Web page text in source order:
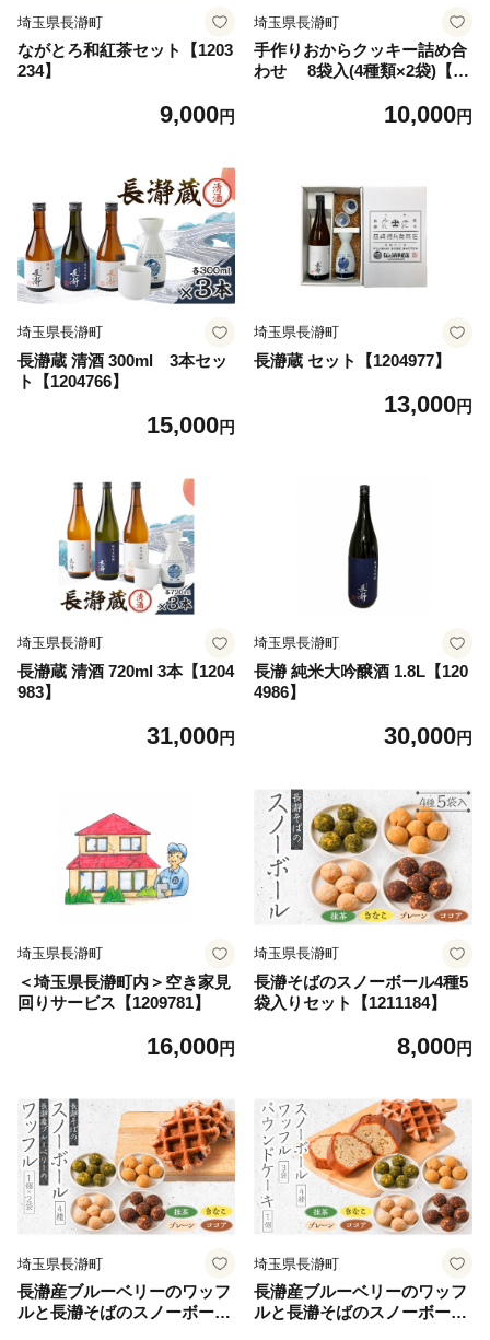
埼玉県長瀞町
ながとろ和紅茶セット【1203
234】
9,000円
埼玉県長瀞町
手作りおからクッキー詰め合
わせ 8袋入(4種類×2袋)【12
10,000円
埼玉県長瀞町
長瀞蔵 清酒 300ml 3本セッ
ト【1204766】
15,000円
埼玉県長瀞町
長瀞蔵 セット【1204977】
13,000円
埼玉県長瀞町
長瀞蔵 清酒 720ml 3本【1204
983】
31,000円
埼玉県長瀞町
長瀞 純米大吟醸酒 1.8L【120
4986】
30,000円
埼玉県長瀞町
＜埼玉県長瀞町内＞空き家見
回りサービス【1209781】
16,000円
埼玉県長瀞町
長瀞そばのスノーボール4種5
袋入りセット【1211184】
8,000円
埼玉県長瀞町
長瀞産ブルーベリーのワッフ
ルと長瀞そばのスノーボール
埼玉県長瀞町
長瀞産ブルーベリーのワッフ
ルと長瀞そばのスノーボー